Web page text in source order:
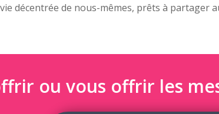
décentrée de nous-mêmes, prêts à partager
ou vous offrir les